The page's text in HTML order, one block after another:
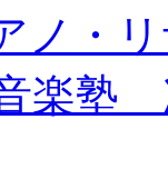
・リ
楽塾